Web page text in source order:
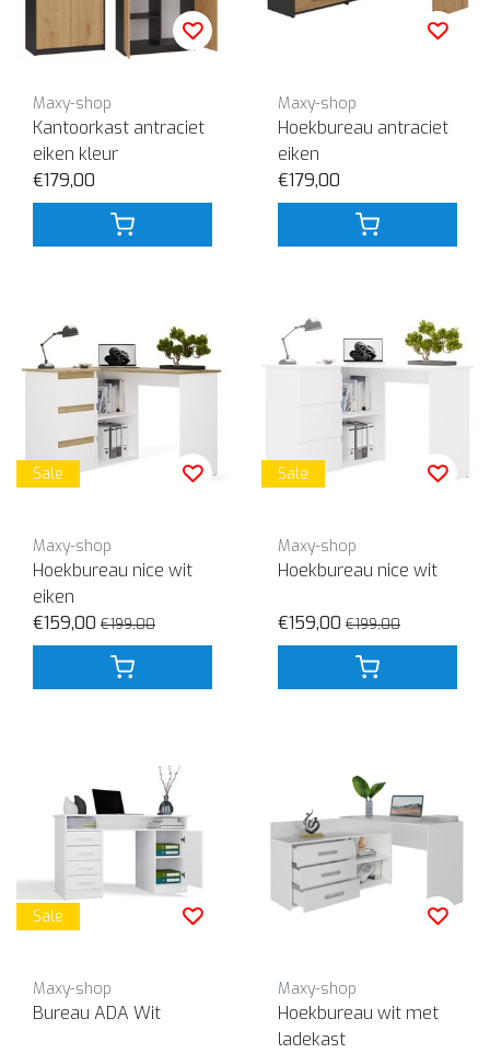
Maxy-shop
Kantoorkast antraciet
eiken kleur
€179,00
Maxy-shop
Hoekbureau antraciet
eiken
€179,00
Sale
Maxy-shop
Hoekbureau nice wit
eiken
€159,00 €199,00
Sale
Maxy-shop
Hoekbureau nice wit
€159,00 €199,00
Sale
Maxy-shop
Bureau ADA Wit
Maxy-shop
Hoekbureau wit met
ladekast